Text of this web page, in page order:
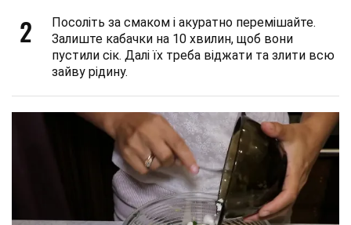
2
Посоліть за смаком і акуратно перемішайте.
Залиште кабачки на 10 хвилин, щоб вони
пустили сік. Далі їх треба віджати та злити всю
зайву рідину.